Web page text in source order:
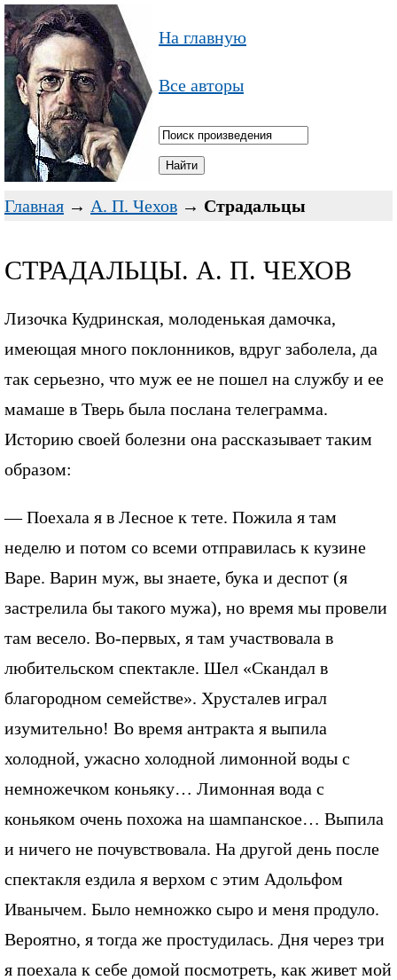
На главную
Все авторы
Главная → А. П. Чехов → Страдальцы
СТРАДАЛЬЦЫ. А. П. ЧЕХОВ
Лизочка Кудринская, молоденькая дамочка,
имеющая много поклонников, вдруг заболела, да
так серьезно, что муж ее не пошел на службу и ее
мамаше в Тверь была послана телеграмма.
Историю своей болезни она рассказывает таким
образом:
— Поехала я в Лесное к тете. Пожила я там
неделю и потом со всеми отправилась к кузине
Варе. Варин муж, вы знаете, бука и деспот (я
застрелила бы такого мужа), но время мы провели
там весело. Во-первых, я там участвовала в
любительском спектакле. Шел «Скандал в
благородном семействе». Хрусталев играл
изумительно! Во время антракта я выпила
холодной, ужасно холодной лимонной воды с
немножечком коньяку… Лимонная вода с
коньяком очень похожа на шампанское… Выпила
и ничего не почувствовала. На другой день после
спектакля ездила я верхом с этим Адольфом
Иванычем. Было немножко сыро и меня продуло.
Вероятно, я тогда же простудилась. Дня через три
я поехала к себе домой посмотреть, как живет мой